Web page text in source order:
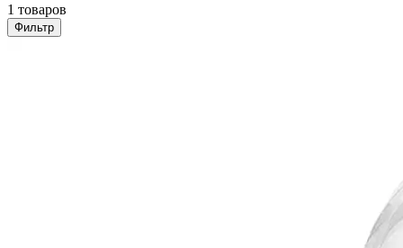
1 товаров
Фильтр